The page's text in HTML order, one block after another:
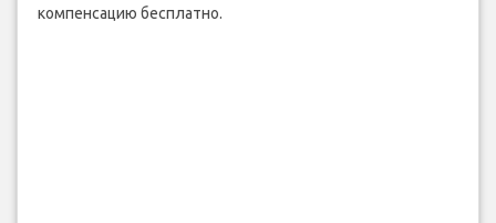
компенсацию бесплатно.